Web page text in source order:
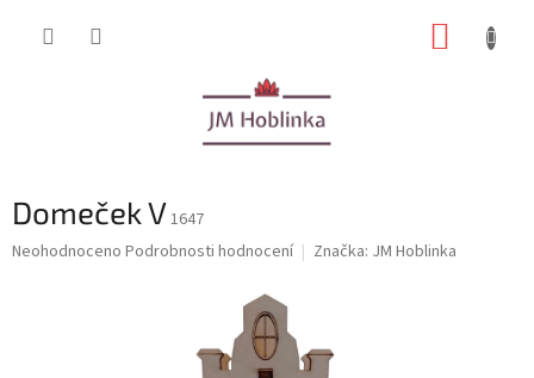
Domeček V1647
Průměrné
Neohodnoceno Podrobnosti hodnocení Značka: JM Hoblinka